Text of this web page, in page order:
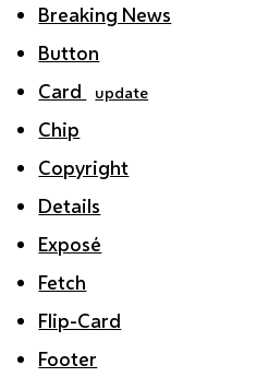
Breaking News
Button
Card
update
Chip
Copyright
Details
Exposé
Fetch
Flip-Card
Footer